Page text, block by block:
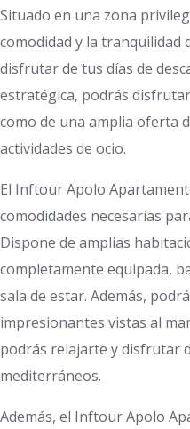
Situado en una zona
comodidad y la tranquilidad
disfrutar de tus días de
estratégica, podrás
como de una amplia oferta
actividades de ocio.
El Inftour Apolo
comodidades necesarias
Dispone de amplias
completamente equipada,
sala de estar. Además,
impresionantes vistas al
podrás relajarte y disfrutar
mediterráneos.
Además, el Inftour Apolo